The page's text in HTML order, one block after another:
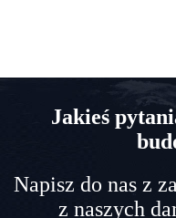
Jakieś
Napisz do nas z
z naszych